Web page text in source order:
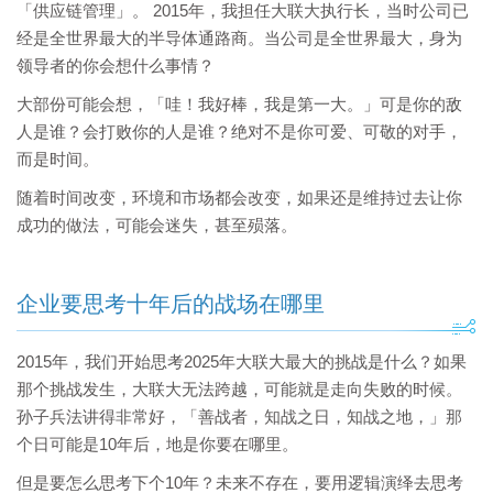
「供应链管理」。 2015年，我担任大联大执行长，当时公司已
经是全世界最大的半导体通路商。当公司是全世界最大，身为
领导者的你会想什么事情？
大部份可能会想，「哇！我好棒，我是第一大。」可是你的敌
人是谁？会打败你的人是谁？绝对不是你可爱、可敬的对手，
而是时间。
随着时间改变，环境和市场都会改变，如果还是维持过去让你
成功的做法，可能会迷失，甚至殒落。
企业要思考十年后的战场在哪里
2015年，我们开始思考2025年大联大最大的挑战是什么？如果
那个挑战发生，大联大无法跨越，可能就是走向失败的时候。
孙子兵法讲得非常好，「善战者，知战之日，知战之地，」那
个日可能是10年后，地是你要在哪里。
但是要怎么思考下个10年？未来不存在，要用逻辑演绎去思考